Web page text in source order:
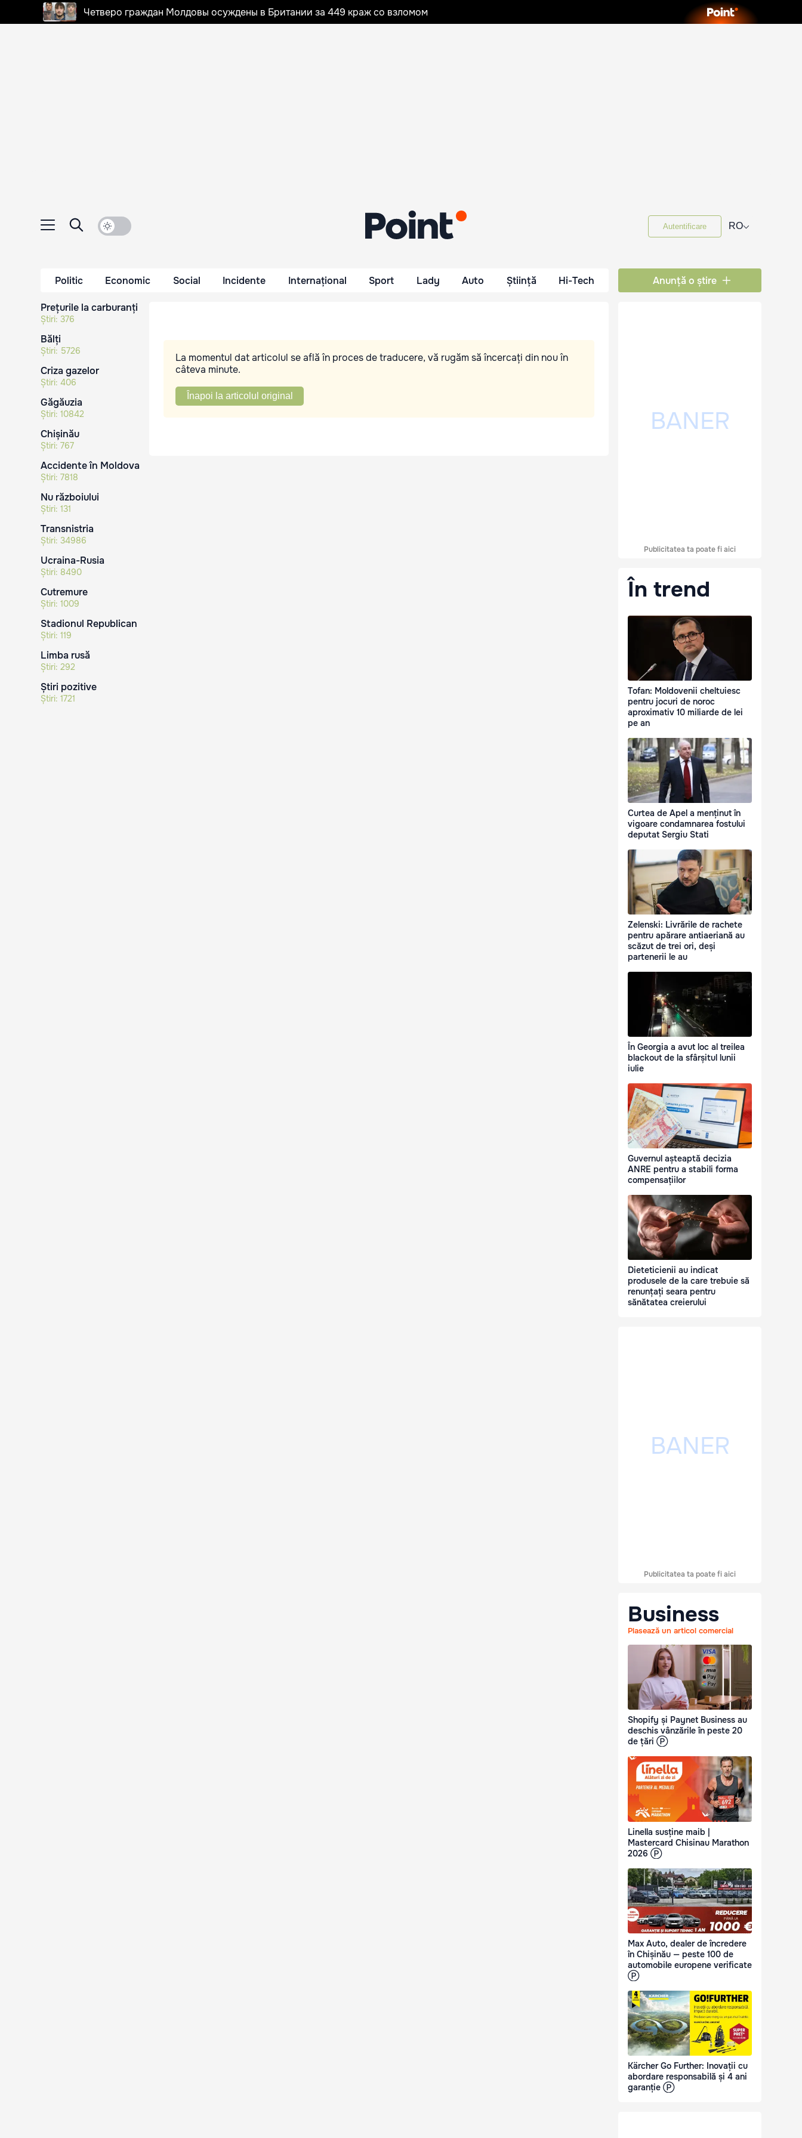
Четверо граждан Молдовы осуждены в Британии за 449 краж со взломом
Autentificare RO⌵
Politic Economic Social Incidente Internațional Sport Lady Auto Știință Hi-Tech Anunță o știre
Prețurile la carburanți
Știri: 376
Bălți
Știri: 5726
Criza gazelor
Știri: 406
Găgăuzia
Știri: 10842
Chișinău
Știri: 767
Accidente în Moldova
Știri: 7818
Nu războiului
Știri: 131
Transnistria
Știri: 34986
Ucraina-Rusia
Știri: 8490
Cutremure
Știri: 1009
Stadionul Republican
Știri: 119
Limba rusă
Știri: 292
Știri pozitive
Știri: 1721
La momentul dat articolul se află în proces de traducere, vă rugăm să încercați din nou în
câteva minute.
Înapoi la articolul original
Publicitatea ta poate fi aici
În trend
Tofan: Moldovenii cheltuiesc
pentru jocuri de noroc
aproximativ 10 miliarde de lei
pe an
Curtea de Apel a menținut în
vigoare condamnarea fostului
deputat Sergiu Stati
Zelenski: Livrările de rachete
pentru apărare antiaeriană au
scăzut de trei ori, deși
partenerii le au
În Georgia a avut loc al treilea
blackout de la sfârșitul lunii
iulie
Guvernul așteaptă decizia
ANRE pentru a stabili forma
compensațiilor
Dieteticienii au indicat
produsele de la care trebuie să
renunțați seara pentru
sănătatea creierului
Publicitatea ta poate fi aici
Business
Plasează un articol comercial
Shopify și Paynet Business au
deschis vânzările în peste 20
de țări Ⓟ
Linella susține maib |
Mastercard Chisinau Marathon
2026 Ⓟ
Max Auto, dealer de încredere
în Chișinău — peste 100 de
automobile europene verificate
Ⓟ
Kärcher Go Further: Inovații cu
abordare responsabilă și 4 ani
garanție Ⓟ